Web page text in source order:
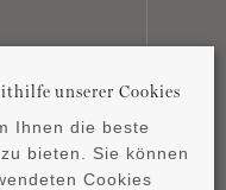
unserer Cookies
Ihnen die beste
bieten. Sie können
Cookies